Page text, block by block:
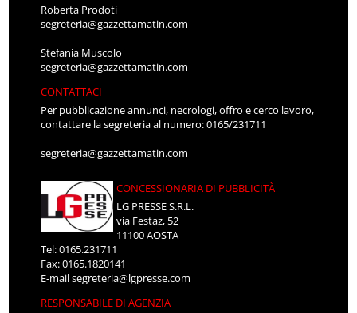
Roberta Prodoti
segreteria@gazzettamatin.com
Stefania Muscolo
segreteria@gazzettamatin.com
CONTATTACI
Per pubblicazione annunci, necrologi, offro e cerco lavoro,
contattare la segreteria al numero: 0165/231711
segreteria@gazzettamatin.com
CONCESSIONARIA DI PUBBLICITÀ
LG PRESSE S.R.L.
via Festaz, 52
11100 AOSTA
Tel: 0165.231711
Fax: 0165.1820141
E-mailsegreteria@lgpresse.com
RESPONSABILE DI AGENZIA